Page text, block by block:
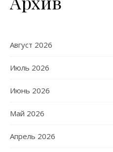
Август 2026
Июль 2026
Июнь 2026
Май 2026
Апрель 2026